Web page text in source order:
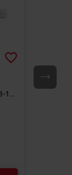
Wąż gazowy 1 m FPGS-08B-100
Dodaj
listy ulubionych